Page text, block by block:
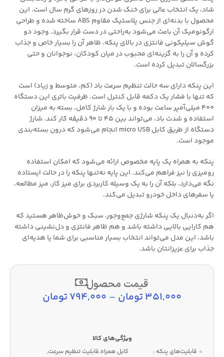
شاد، یک انتخاب عالی برای خنک شدن در روزهای گرم سال است. این
محصول با بدنه‌ای از جنس پلاستیک مقاوم ABS ساخته شده و طراحی
ارگونومیک آن باعث می‌شود به‌راحتی در دست قرار بگیرد. وجود دو
گوش سیلیکونی فانتزی در بالای پنکه، ظاهر آن را بسیار خاص و جذاب
کرده و آن را به گزینه‌ای محبوب در میان کودکان، نوجوانان و حتی
بزرگسالان تبدیل کرده است.
این پنکه دارای سه حالت تنظیم سرعت باد (کم، متوسط و زیاد) است
که تنها با فشار یک دکمه قابل کنترل است. ظرفیت باتری این دستگاه
۴۰۰ میلی‌آمپر ساعت بوده و با یک بار شارژ کامل، بسته به میزان
استفاده و شدت باد، می‌تواند بین ۴۵ تا ۹۰ دقیقه کار کند. شارژ
دستگاه از طریق کابل micro USB انجام می‌شود که درون بسته‌بندی
موجود است.
پنکه به همراه یک پایه مخصوص ارائه می‌شود که امکان استفاده
رومیزی را نیز فراهم می‌کند. این پایه نه‌تنها پنکه را در حالت ایستاده
نگه می‌دارد، بلکه آن را به یک وسیله کاربردی برای میز کار، میز مطالعه،
یا سفرهای داخل خودرو تبدیل می‌کند.
اگر به‌دنبال یک پنکه شارژی جمع‌وجور، سبک و خوش‌ظاهر هستید که
هم کارایی بالایی داشته باشد و هم ظاهر فانتزی و دل‌نشینی داشته
باشد، این مدل می‌تواند انتخاب بسیار مناسبی برای شما یا هدیه‌ای
جذاب برای عزیزانتان باشد.
قیمت محصول
351,000تومان –
794,000تومان
قابلیت‌های پنکه : کابل همراه,قابلیت تنظیم سرعت,